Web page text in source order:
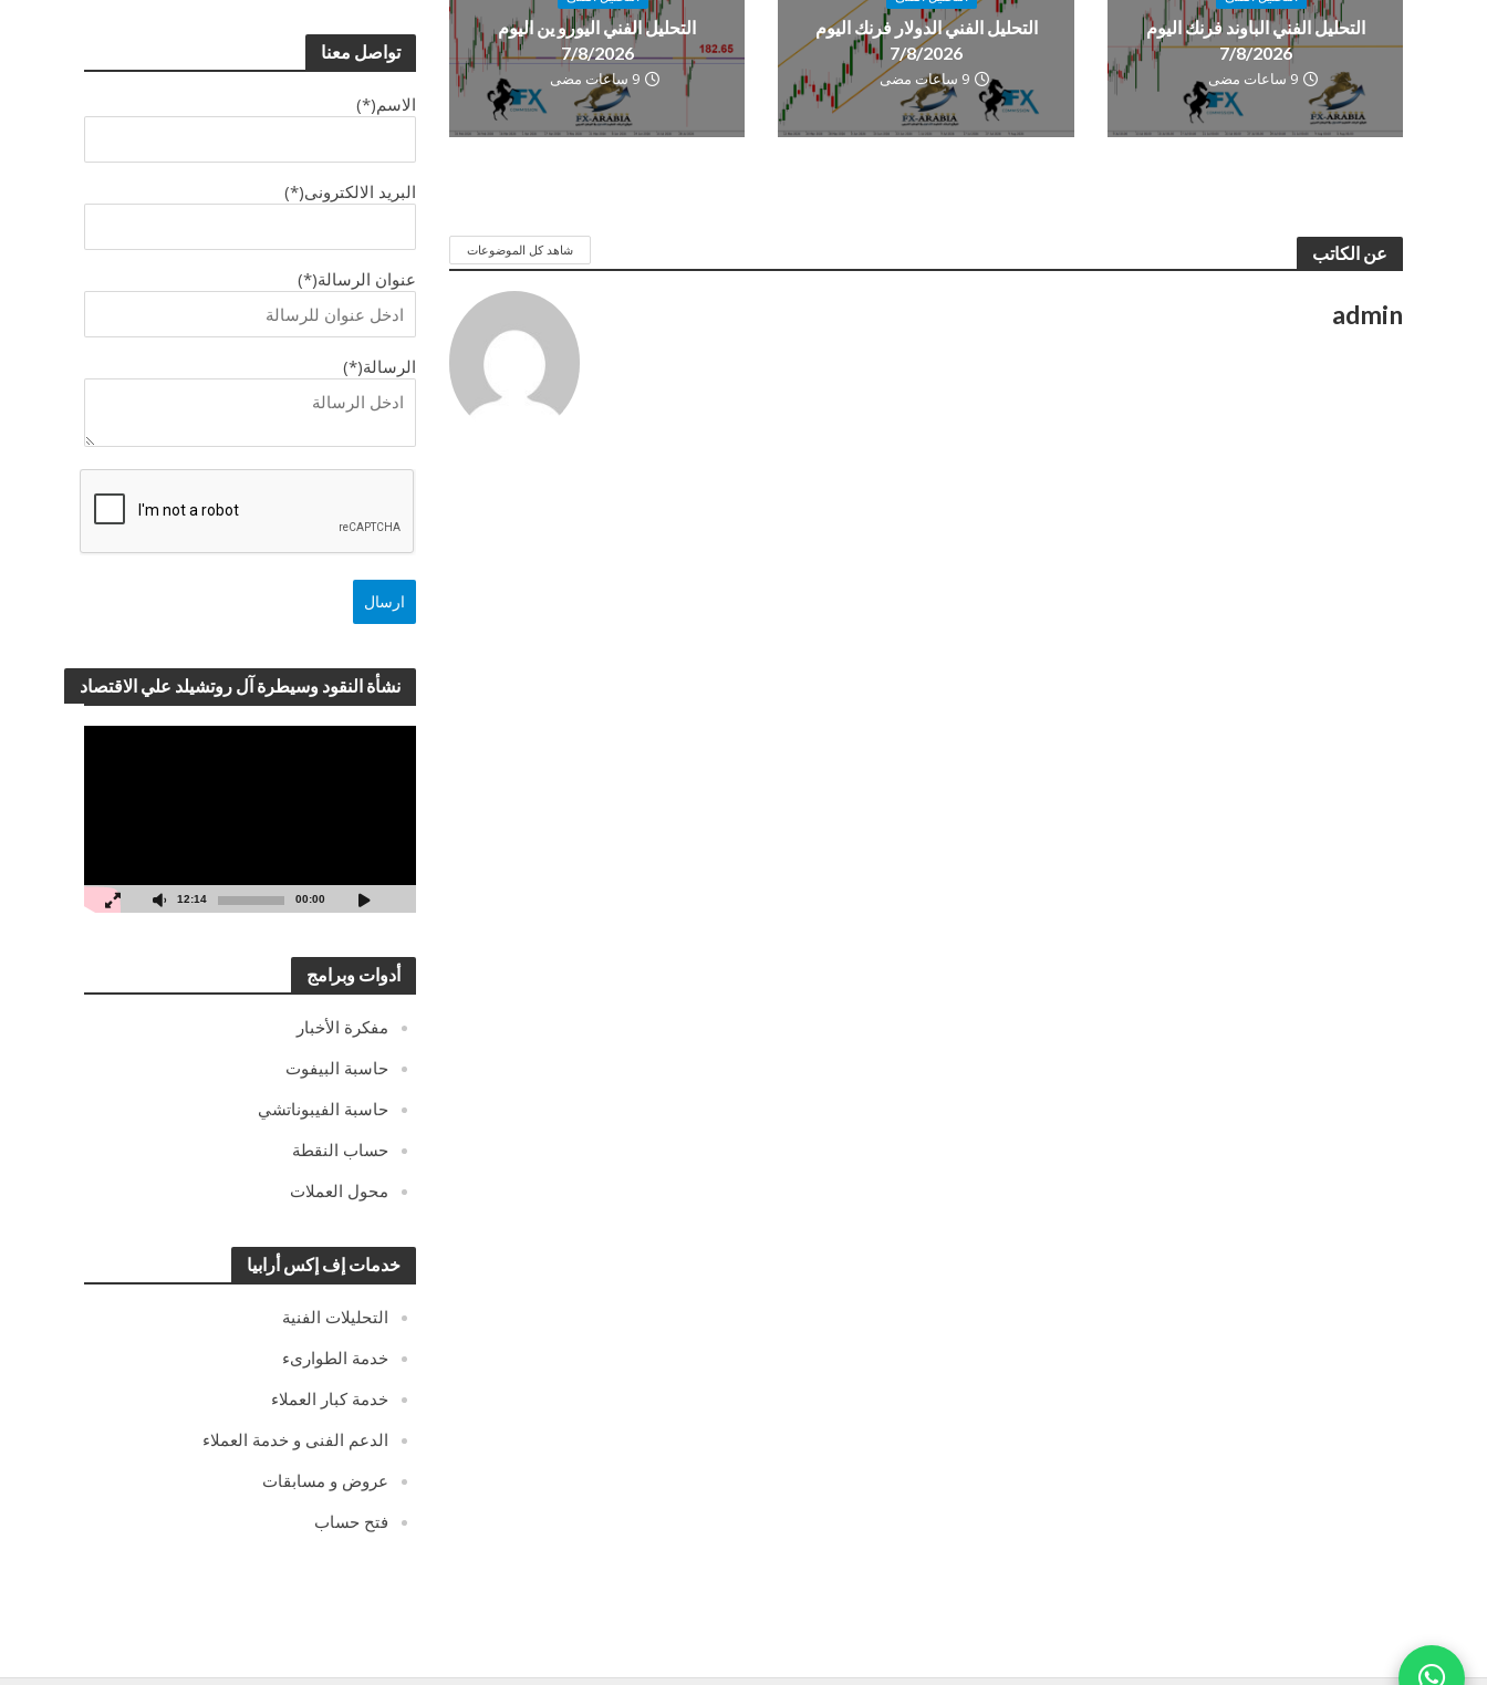
تواصل معنا
الاسم(*)
البريد الالكترونى(*)
عنوان الرسالة(*)
الرسالة(*)
نشأة النقود وسيطرة آل روتشيلد علي الاقتصاد
00:00
12:14
أدوات وبرامج
مفكرة الأخبار
حاسبة البيفوت
حاسبة الفيبوناتشي
حساب النقطة
محول العملات
خدمات إف إكس أرابيا
التحليلات الفنية
خدمة الطوارىء
خدمة كبار العملاء
الدعم الفنى و خدمة العملاء
عروض و مسابقات
فتح حساب
التحليل الفني الباوند فرنك اليوم
7/8/2026
9 ساعات مضى
التحليل الفني الدولار فرنك اليوم
7/8/2026
9 ساعات مضى
التحليل الفني اليورو ين اليوم
7/8/2026
9 ساعات مضى
عن الكاتب شاهد كل الموضوعات
admin